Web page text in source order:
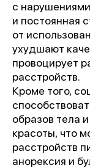
с
и постоянная
от
ухудшают
провоцирует
расстройств.
Кроме того,
образов тела
красоты, что
расстройств
анорексия и